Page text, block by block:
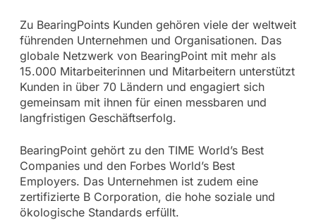
Zu BearingPoints Kunden gehören viele der weltweit
führenden Unternehmen und Organisationen. Das
globale Netzwerk von BearingPoint mit mehr als
15.000 Mitarbeiterinnen und Mitarbeitern unterstützt
Kunden in über 70 Ländern und engagiert sich
gemeinsam mit ihnen für einen messbaren und
langfristigen Geschäftserfolg.
BearingPoint gehört zu den TIME World’s Best
Companies und den Forbes World’s Best
Employers. Das Unternehmen ist zudem eine
zertifizierte B Corporation, die hohe soziale und
ökologische Standards erfüllt.